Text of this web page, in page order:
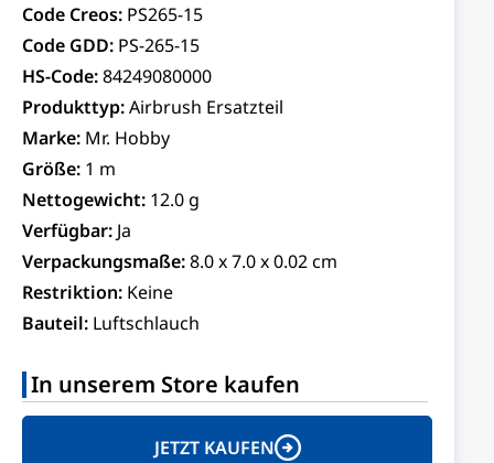
Code Creos: PS265-15
Code GDD: PS-265-15
HS-Code:84249080000
Produkttyp:Airbrush Ersatzteil
Marke: Mr. Hobby
Größe: 1 m
Nettogewicht: 12.0 g
Verfügbar: Ja
Verpackungsmaße:8.0 x 7.0 x 0.02 cm
Restriktion: Keine
Bauteil: Luftschlauch
In unserem Store kaufen
JETZT KAUFEN